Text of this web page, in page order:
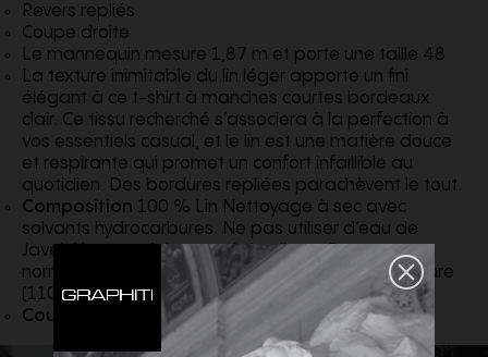
Revers repliés
Coupe droite
Le mannequin mesure 1,87 m et porte une taille 48
La texture inimitable du lin léger apporte un fini
élégant à ce t-shirt à manches courtes bordeaux
clair. Ce tissu recherché s’associera à la perfection à
vos essentiels casual, et le lin est une matière douce
et respirante qui promet un confort infaillible au
quotidien. Des bordures repliées parachèvent le tout.
Composition 100 % Lin Nettoyage à sec avec
solvants hydrocarbures. Ne pas utiliser d’eau de
Javel. Ne pas sécher au sèche-linge. Repassage
normal, avec vapeur ou à sec, à basse température
(110 °C)
Couleur